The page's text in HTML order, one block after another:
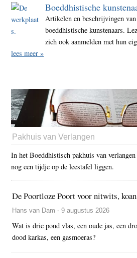
Boeddhistische
Artikelen en beschrijvingen
boeddhistische kunstenaars.
zich ook aanmelden met hun
lees meer »
Pakhuis van Verlangen
In het Boeddhistisch pakhuis van
nog een tijdje op de leestafel liggen.
De Poortloze Poort voor nitwits,
Hans van Dam - 9 augustus 2026
Wat is drie pond vlas, een oude jas, een
dood karkas, een gasmoeras?